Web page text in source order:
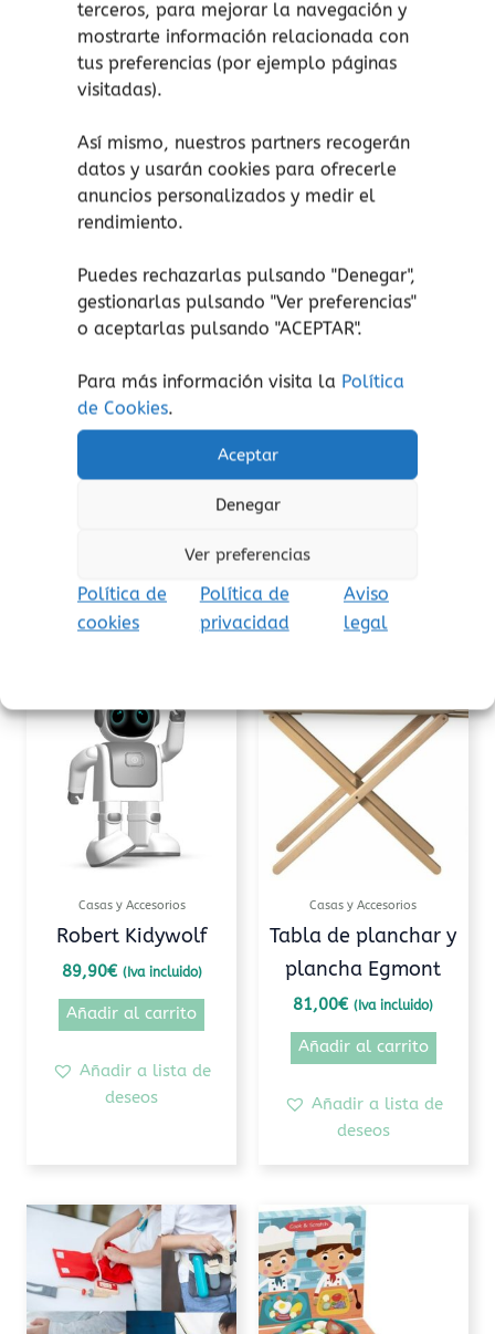
terceros, para mejorar la navegación y
mostrarte información relacionada con
tus preferencias (por ejemplo páginas
visitadas).
Así mismo, nuestros partners recogerán
datos y usarán cookies para ofrecerle
anuncios personalizados y medir el
rendimiento.
Puedes rechazarlas pulsando "Denegar",
gestionarlas pulsando "Ver preferencias"
o aceptarlas pulsando "ACEPTAR".
Para más información visita la Política
de Cookies.
Aceptar
Denegar
Ver preferencias
Política de
cookies
Política de
privacidad
Aviso
legal
fomenta la motricidad fina y la coordinación.
La banda de swing es ideal tanto para
entrenamiento de baile y ejercicios de
movimiento rítmico como para proyectos de
Características:
Cinta de poliéster satinado.
cm.
Cinta de baile en colores del arcoíris: 2
metros x 4,5 cm.
años, peligro de asfixia por piezas pequeñas.
Aviso de seguridad:El embalaje no es un
juguete. Retire el embalaje antes de jugar.
Casas y Accesorios
Robert Kidywolf
89,90€ (Iva incluido)
Añadir al carrito
Añadir a lista de
deseos
Casas y Accesorios
Tabla de planchar y
plancha Egmont
81,00€ (Iva incluido)
Añadir al carrito
Añadir a lista de
deseos
Este
producto
tiene
múltiples
variantes.